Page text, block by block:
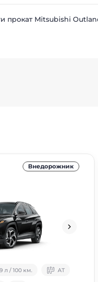
прокат Mitsubishi
Внедорожник
9 л / 100 км. АТ